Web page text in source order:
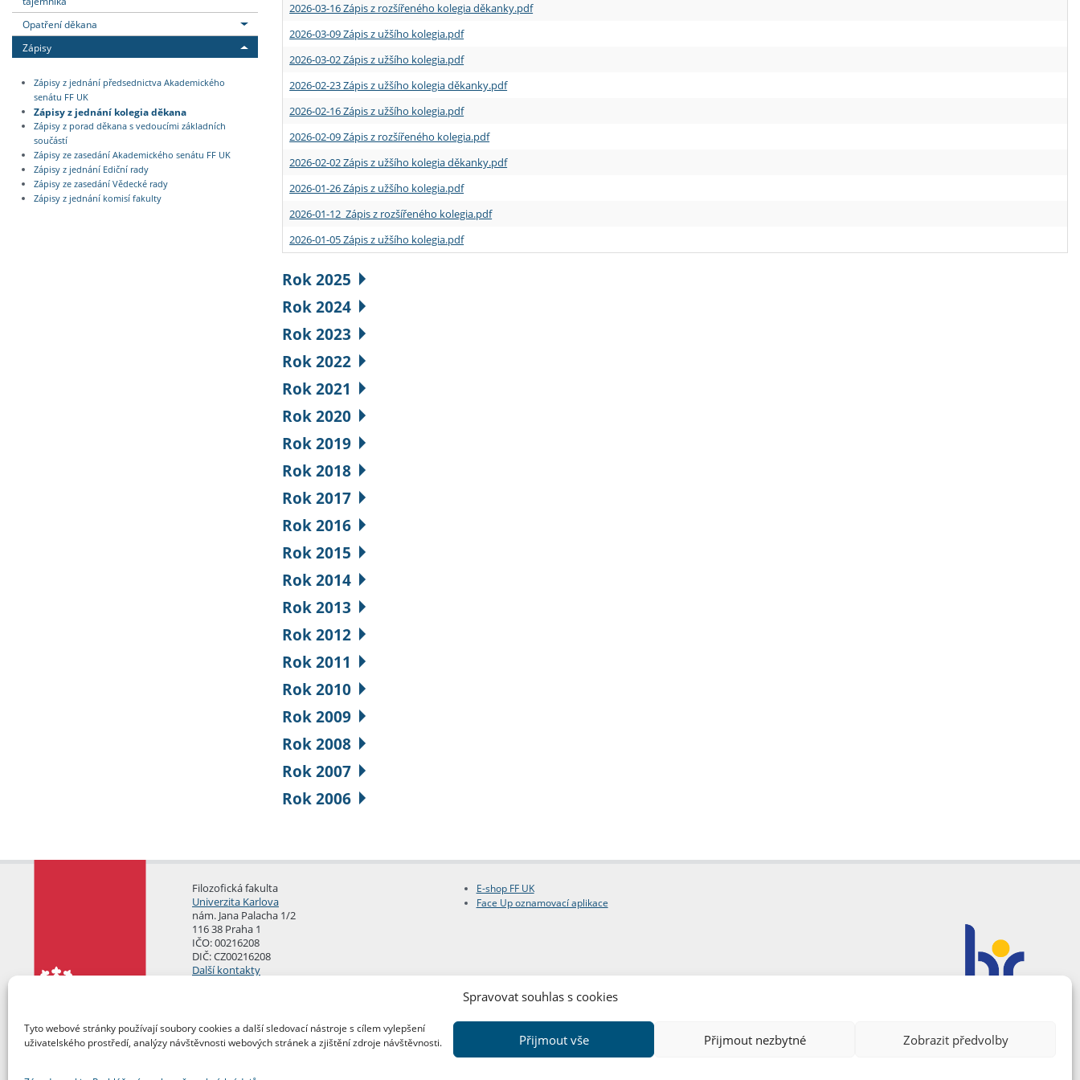
Spravovat souhlas s cookies
Tyto webové stránky používají soubory cookies a další sledovací nástroje s cílem vylepšení
uživatelského prostředí, analýzy návštěvnosti webových stránek a zjištění zdroje návštěvnosti.
Přijmout vše Přijmout nezbytné Zobrazit předvolby
Opatření děkana
Zápisy
Zápisy z jednání předsednictva Akademického
senátu FF UK
Zápisy z jednání kolegia děkana
Zápisy z porad děkana s vedoucími základních
součástí
Zápisy ze zasedání Akademického senátu FF UK
Zápisy z jednání Ediční rady
Zápisy ze zasedání Vědecké rady
Zápisy z jednání komisí fakulty
2026-03-16 Zápis z rozšířeného kolegia děkanky.pdf
2026-03-09 Zápis z užšího kolegia.pdf
2026-03-02 Zápis z užšího kolegia.pdf
2026-02-23 Zápis z užšího kolegia děkanky.pdf
2026-02-16 Zápis z užšího kolegia.pdf
2026-02-09 Zápis z rozšířeného kolegia.pdf
2026-02-02 Zápis z užšího kolegia děkanky.pdf
2026-01-26 Zápis z užšího kolegia.pdf
2026-01-12 Zápis z rozšířeného kolegia.pdf
2026-01-05 Zápis z užšího kolegia.pdf
Rok 2025
Rok 2024
Rok 2023
Rok 2022
Rok 2021
Rok 2020
Rok 2019
Rok 2018
Rok 2017
Rok 2016
Rok 2015
Rok 2014
Rok 2013
Rok 2012
Rok 2011
Rok 2010
Rok 2009
Rok 2008
Rok 2007
Rok 2006
Filozofická fakulta
Univerzita Karlova
nám. Jana Palacha 1/2
116 38 Praha 1
IČO: 00216208
DIČ: CZ00216208
Další kontakty
E-shop FF UK
Face Up oznamovací aplikace